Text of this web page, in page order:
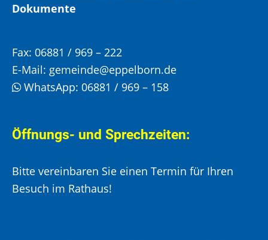
Dokumente
Fax: 06881 / 969 – 222
E-Mail: gemeinde@eppelborn.de
WhatsApp: 06881 / 969 – 158
Öffnungs- und Sprechzeiten:
Bitte vereinbaren Sie einen Termin für Ihren
Besuch im Rathaus!